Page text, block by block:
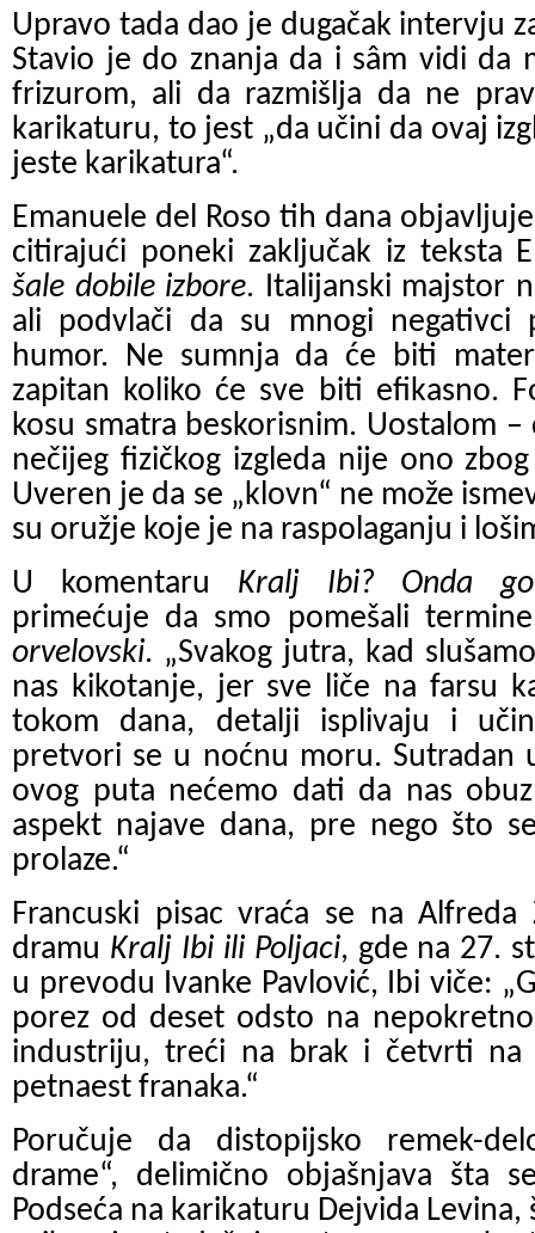
Upravo tada dao je dugačak intervju
Stavio je do znanja da i sâm vidi da
frizurom, ali da razmišlja da ne
karikaturu, to jest „da učini da ovaj
jeste karikatura“.
Emanuele del Roso tih dana
citirajući poneki zaključak iz teksta
šale dobile izbore. Italijanski majstor
ali podvlači da su mnogi negativci
humor. Ne sumnja da će biti
zapitan koliko će sve biti efikasno.
kosu smatra beskorisnim. Uostalom
nečijeg fizičkog izgleda nije ono
Uveren je da se „klovn“ ne može
su oružje koje je na raspolaganju i
U komentaru Kralj Ibi? Onda
primećuje da smo pomešali
orvelovski. „Svakog jutra, kad
nas kikotanje, jer sve liče na farsu
tokom dana, detalji isplivaju i
pretvori se u noćnu moru. Sutradan
ovog puta nećemo dati da nas
aspekt najave dana, pre nego što
prolaze.“
Francuski pisac vraća se na Alfreda
dramu Kralj Ibi ili Poljaci, gde na 27.
u prevodu Ivanke Pavlović, Ibi viče:
porez od deset odsto na
industriju, treći na brak i četvrti na
petnaest franaka.“
Poručuje da distopijsko remek-
drame“, delimično objašnjava šta
Podseća na karikaturu Dejvida